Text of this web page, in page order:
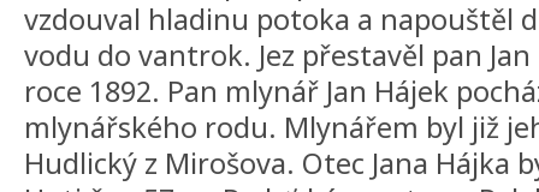
vzdouval hladinu potoka a napouštěl
vodu do vantrok. Jez přestavěl pan
roce 1892. Pan mlynář Jan Hájek
mlynářského rodu. Mlynářem byl již
Hudlický z Mirošova. Otec Jana Hájka